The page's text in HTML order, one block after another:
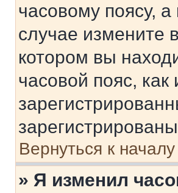
часовому поясу,
случае измените
котором вы
часовой пояс,
Вернуться к началу
» Я изменил